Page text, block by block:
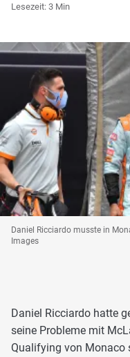
Lesezeit: 3 Min
Daniel Ricciardo musste in
Images
Daniel Ricciardo hatte
seine Probleme mit
Qualifying von Monaco